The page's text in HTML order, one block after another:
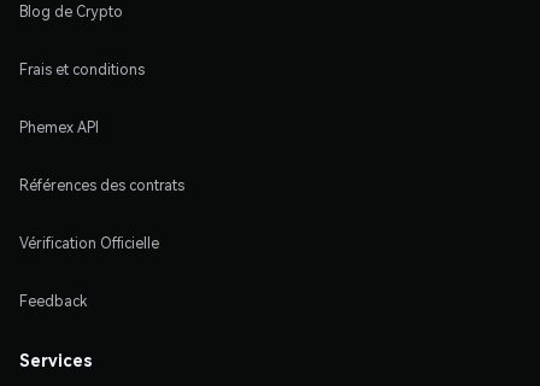
Blog de Crypto
Frais et conditions
Phemex API
Références des contrats
Vérification Officielle
Feedback
Services